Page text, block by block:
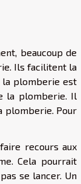
beaucoup de
Ils facilitent la
la plomberie est
la plomberie. Il
plomberie. Pour
recours aux
Cela pourrait
se lancer. Un